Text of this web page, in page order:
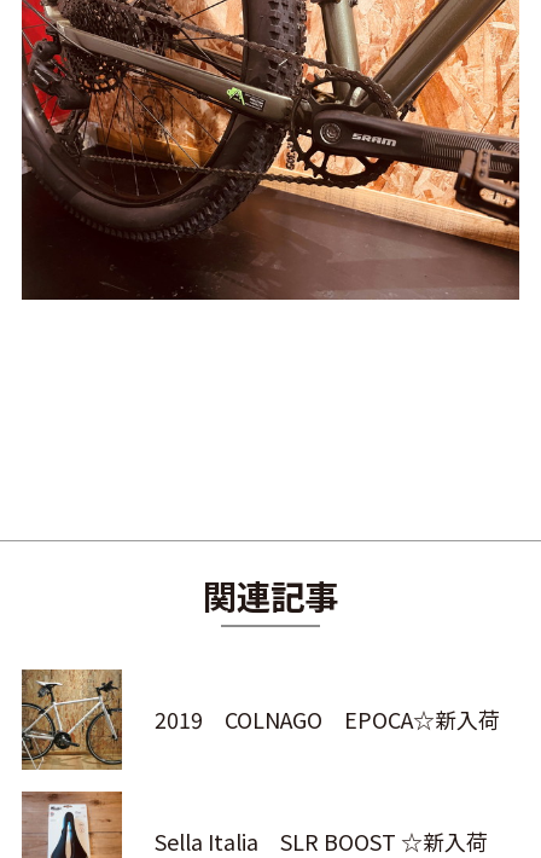
関連記事
2019 COLNAGO EPOCA☆新入荷
Sella Italia SLR BOOST ☆新入荷